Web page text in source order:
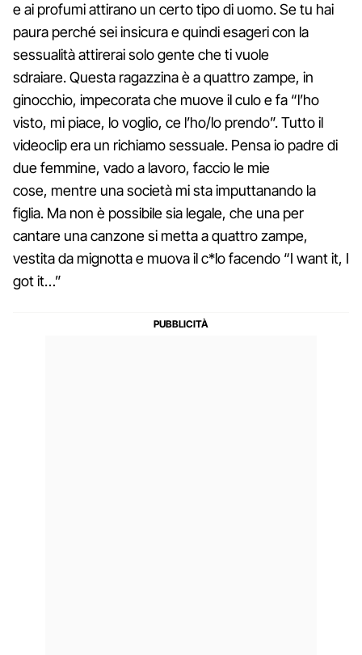
e ai profumi attirano un certo tipo di uomo. Se tu hai
paura perché sei insicura e quindi esageri con la
sessualità attirerai solo gente che ti vuole
sdraiare. Questa ragazzina è a quattro zampe, in
ginocchio, impecorata che muove il culo e fa “l’ho
visto, mi piace, lo voglio, ce l’ho/lo prendo”. Tutto il
videoclip era un richiamo sessuale. Pensa io padre di
due femmine, vado a lavoro, faccio le mie
cose, mentre una società mi sta imputtanando la
figlia. Ma non è possibile sia legale, che una per
cantare una canzone si metta a quattro zampe,
vestita da mignotta e muova il c*lo facendo “I want it, I
got it…”